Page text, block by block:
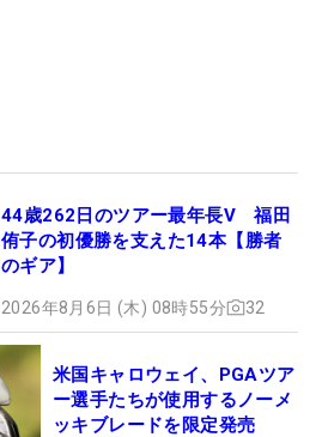
44歳262日のツアー最年長V 福田
侑子の初優勝を支えた14本【勝者
のギア】
2026年8月6日 (木) 08時55分 32
米国キャロウェイ、PGAツア
ー選手たちが使用するノーメ
ッキブレードを限定発売